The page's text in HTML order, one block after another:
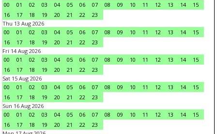
00
01 02 03 04 05 06 07 08 09 10 11 12 13 14
15
16
17 18 19 20 21 22
23
Thu 13 Aug 2026
00
01 02 03 04 05 06 07 08 09 10 11 12 13 14
15
16
17 18 19 20 21 22
23
Fri 14 Aug 2026
00
01 02 03 04 05 06 07 08 09 10 11 12 13 14
15
16
17 18 19 20 21 22
23
Sat 15 Aug 2026
00
01 02 03 04 05 06 07 08 09 10 11 12 13 14
15
16
17 18 19 20 21 22
23
Sun 16 Aug 2026
00
01 02 03 04 05 06 07 08 09 10 11 12 13 14
15
16
17 18 19 20 21 22
23